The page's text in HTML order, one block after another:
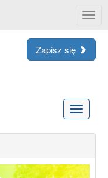
menu
Zapisz się
Rozwiń
menu